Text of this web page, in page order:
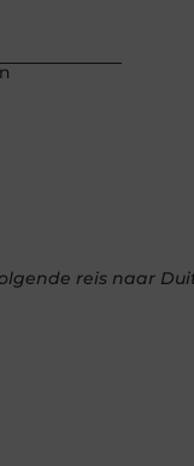
reis naar